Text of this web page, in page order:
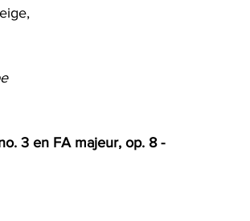
3 en FA majeur, op. 8 -